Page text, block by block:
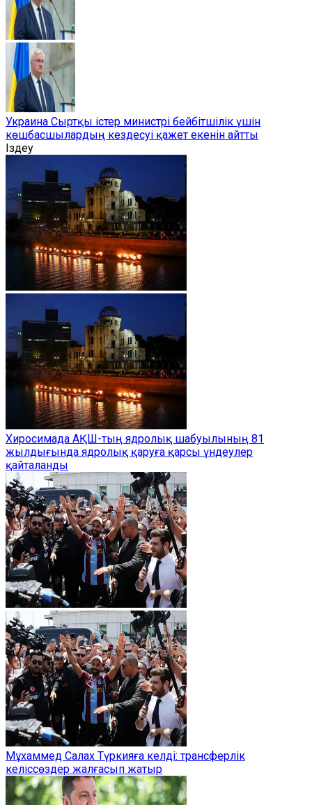
Украина Сыртқы істер министрі бейбітшілік үшін
көшбасшылардың кездесуі қажет екенін айтты
Іздеу
Хиросимада АҚШ-тың ядролық шабуылының 81
жылдығында ядролық қаруға қарсы үндеулер
қайталанды
Мұхаммед Салах Түркияға келді: трансферлік
келіссөздер жалғасып жатыр